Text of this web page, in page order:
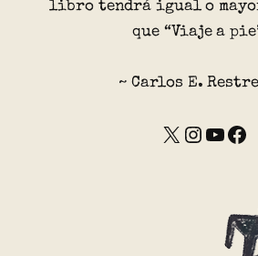
libro tendrá igual o
que “Viaje a
~ Carlos E.
X Instagram YouTube Facebook